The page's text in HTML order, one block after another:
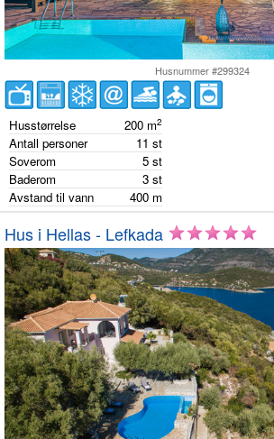
Husnummer #299324
Husstørrelse 200 m2
Antall personer 11 st
Soverom
5 st
Baderom
3 st
Avstand til vann
400 m
Hus i Hellas - Lefkada